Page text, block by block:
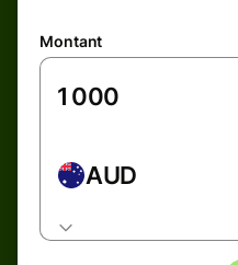
Montant
AUD